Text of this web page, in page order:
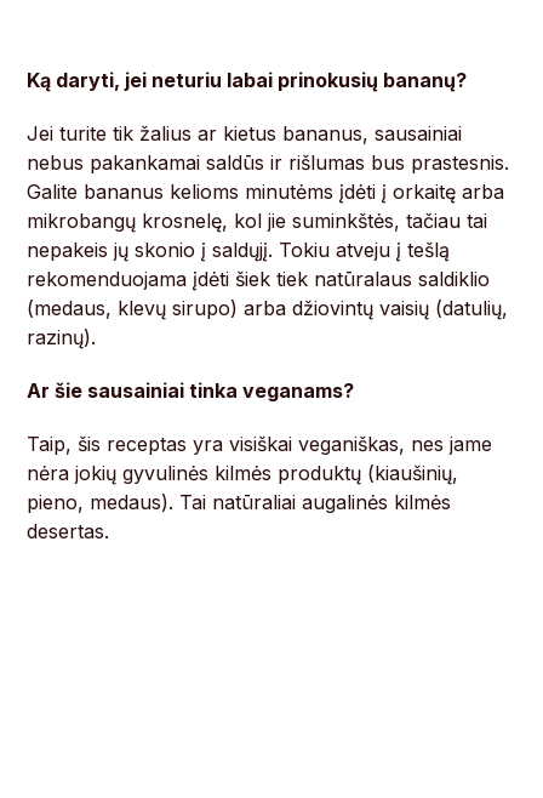
Ką daryti, jei neturiu labai prinokusių bananų?
Jei turite tik žalius ar kietus bananus, sausainiai
nebus pakankamai saldūs ir rišlumas bus prastesnis.
Galite bananus kelioms minutėms įdėti į orkaitę arba
mikrobangų krosnelę, kol jie suminkštės, tačiau tai
nepakeis jų skonio į saldųjį. Tokiu atveju į tešlą
rekomenduojama įdėti šiek tiek natūralaus saldiklio
(medaus, klevų sirupo) arba džiovintų vaisių (datulių,
razinų).
Ar šie sausainiai tinka veganams?
Taip, šis receptas yra visiškai veganiškas, nes jame
nėra jokių gyvulinės kilmės produktų (kiaušinių,
pieno, medaus). Tai natūraliai augalinės kilmės
desertas.